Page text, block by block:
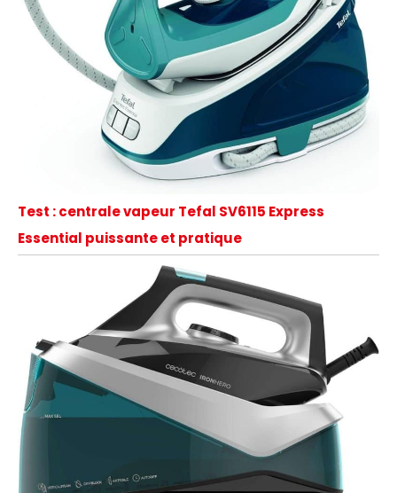
Test : centrale vapeur Tefal SV6115 Express
Essential puissante et pratique